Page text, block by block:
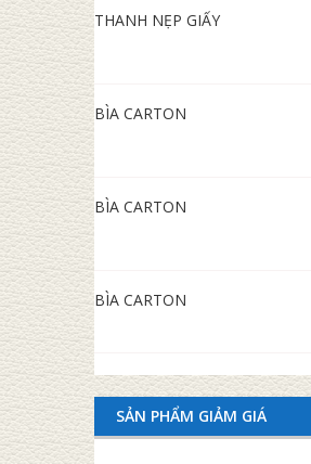
THANH NẸP GIẤY
BÌA CARTON
BÌA CARTON
BÌA CARTON
SẢN PHẨM GIẢM GIÁ